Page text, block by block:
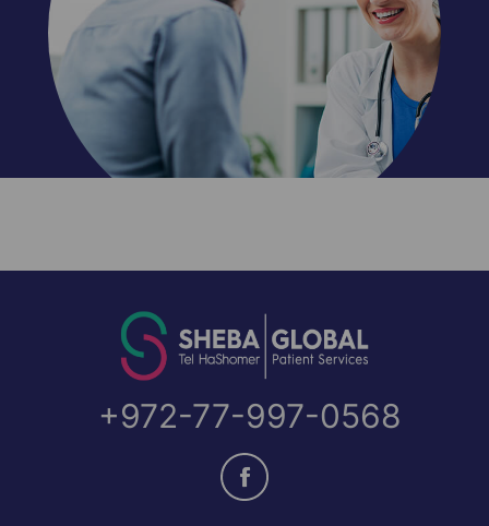
+972-77-997-0568